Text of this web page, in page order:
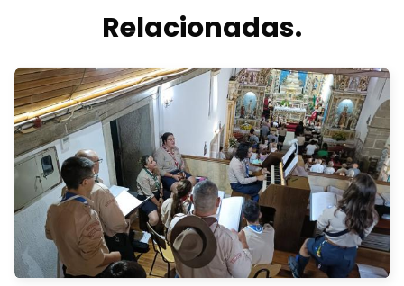
Relacionadas.